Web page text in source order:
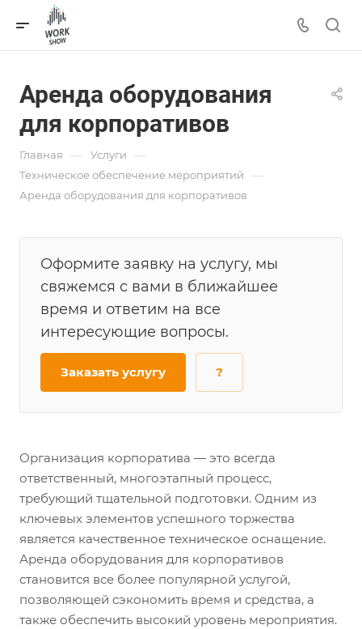
Аренда оборудования
для корпоративов
Главная — Услуги —
Техническое обеспечение мероприятий —
Аренда оборудования для корпоративов
Оформите заявку на услугу, мы
свяжемся с вами в ближайшее
время и ответим на все
интересующие вопросы.
Заказать услугу ?
Организация корпоратива — это всегда
ответственный, многоэтапный процесс,
требующий тщательной подготовки. Одним из
ключевых элементов успешного торжества
является качественное техническое оснащение.
Аренда оборудования для корпоративов
становится все более популярной услугой,
позволяющей сэкономить время и средства, а
также обеспечить высокий уровень мероприятия.